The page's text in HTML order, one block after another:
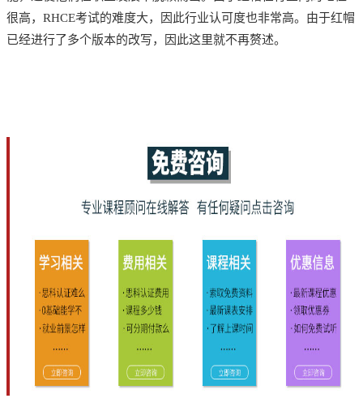
很高，RHCE考试的难度大，因此行业认可度也非常高。由于红帽
已经进行了多个版本的改写，因此这里就不再赘述。